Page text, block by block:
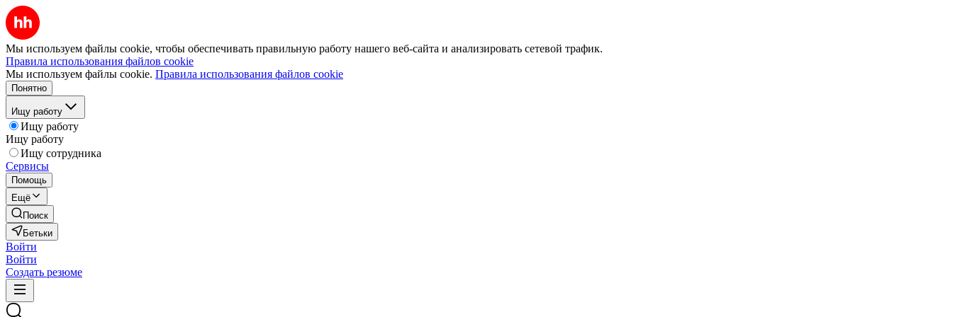
Мы используем файлы cookie, чтобы обеспечивать правильную работу нашего веб-сайта и анализировать сетевой трафик.
Правила использования файлов cookie
Мы используем файлы cookie. Правила использования файлов cookie
Понятно
Ищу работу
Ищу работу
Ищу работу
Ищу сотрудника
Сервисы
Помощь
Ещё
Поиск
Бетьки
Войти
Войти
Создать резюме